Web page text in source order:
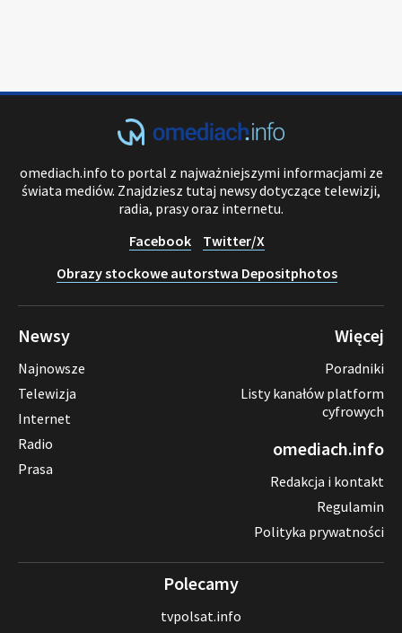
omediach.info to portal z najważniejszymi informacjami ze
świata mediów. Znajdziesz tutaj newsy dotyczące telewizji,
radia, prasy oraz internetu.
Facebook
Twitter/X
Obrazy stockowe autorstwa Depositphotos
Newsy
Najnowsze
Telewizja
Internet
Radio
Prasa
Więcej
Poradniki
Listy kanałów platform
cyfrowych
omediach.info
Redakcja i kontakt
Regulamin
Polityka prywatności
Polecamy
tvpolsat.info